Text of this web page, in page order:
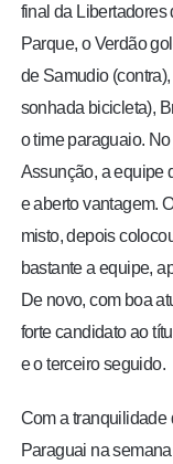
final da Libertadores
Parque, o Verdão
de Samudio
sonhada bicicleta),
o time paraguaio.
Assunção, a equipe
e aberto vantagem.
misto, depois
bastante a equipe,
De novo, com boa
forte candidato ao
e o terceiro seguido.
Com a tranquilidade
Paraguai na